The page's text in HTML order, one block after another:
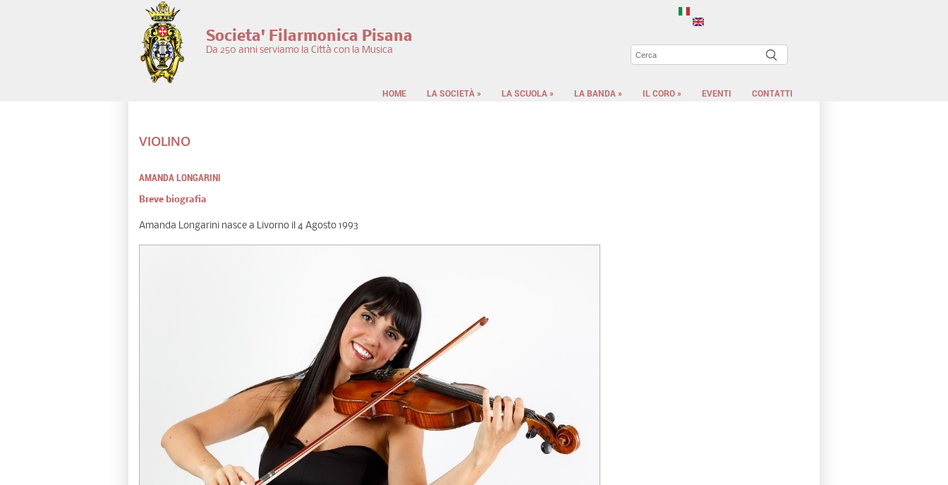
Salta al contenuto principale
Societa' Filarmonica Pisana
Da 250 anni serviamo la Città con la Musica
FORM DI RICERCA
Cerca
HOME LA SOCIETÀ » LA SCUOLA » LA BANDA » IL CORO » EVENTI CONTATTI
VIOLINO
AMANDA LONGARINI
Breve biografia
Amanda Longarini nasce a Livorno il 4 Agosto 1993